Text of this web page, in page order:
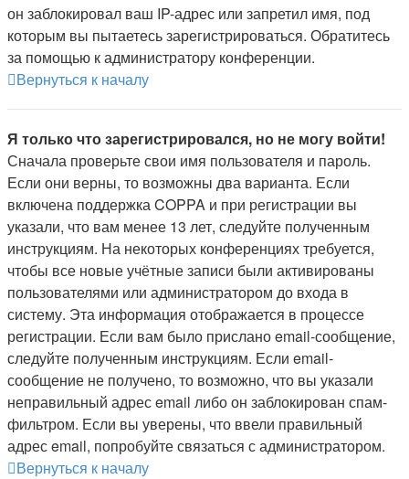
он заблокировал ваш IP-адрес или запретил имя, под
которым вы пытаетесь зарегистрироваться. Обратитесь
за помощью к администратору конференции.
Вернуться к началу
Я только что зарегистрировался, но не могу войти!
Сначала проверьте свои имя пользователя и пароль.
Если они верны, то возможны два варианта. Если
включена поддержка COPPA и при регистрации вы
указали, что вам менее 13 лет, следуйте полученным
инструкциям. На некоторых конференциях требуется,
чтобы все новые учётные записи были активированы
пользователями или администратором до входа в
систему. Эта информация отображается в процессе
регистрации. Если вам было прислано email-сообщение,
следуйте полученным инструкциям. Если email-
сообщение не получено, то возможно, что вы указали
неправильный адрес email либо он заблокирован спам-
фильтром. Если вы уверены, что ввели правильный
адрес email, попробуйте связаться с администратором.
Вернуться к началу